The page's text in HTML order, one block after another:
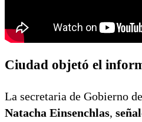
Ciudad objetó el
La secretaria de Gobierno
Natacha Einsenchlas,